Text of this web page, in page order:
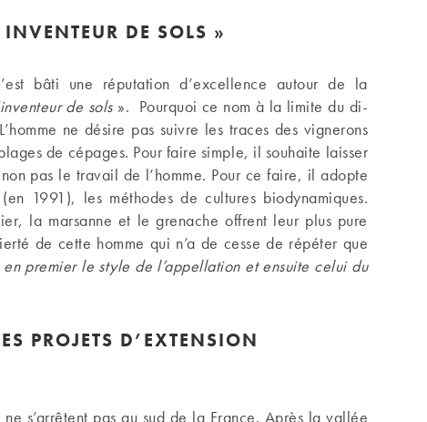
DE SOLS »
bâti une réputation d’excellence autour de la
de sols». Pourquoi ce nom à la limite du di-
ne désire pas suivre les traces des vignerons
de cépages. Pour faire simple, il souhaite laisser
pas le travail de l’homme. Pour ce faire, il adopte
1991), les méthodes de cultures biodynamiques.
la marsanne et le grenache offrent leur plus pure
de cette homme qui n’a de cesse de répéter que
premier le style de l’appellation et ensuite celui du
PROJETS D’EXTENSION
s’arrêtent pas au sud de la France. Après la vallée